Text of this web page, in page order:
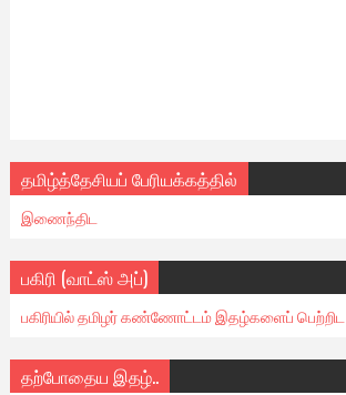
தமிழ்த்தேசியப் பேரியக்கத்தில்
இணைந்திட
பகிரி (வாட்ஸ் அப்)
பகிரியில் தமிழர் கண்ணோட்டம் இதழ்களைப் பெற்றிட
தற்போதைய இதழ்..